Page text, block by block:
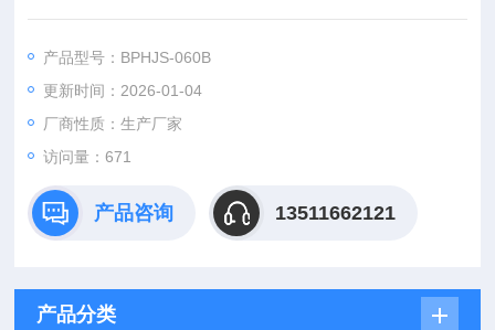
域倍受推崇。
产品型号：BPHJS-060B
更新时间：2026-01-04
厂商性质：生产厂家
访问量：671
产品咨询 13511662121
产品分类